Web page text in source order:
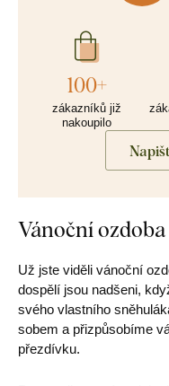
100+
zákazníků již
nakoupilo
Vánoční
Už jste viděli vánoční
dospělí jsou nadšeni,
svého vlastního
sobem a přizpůsobíme
přezdívku.